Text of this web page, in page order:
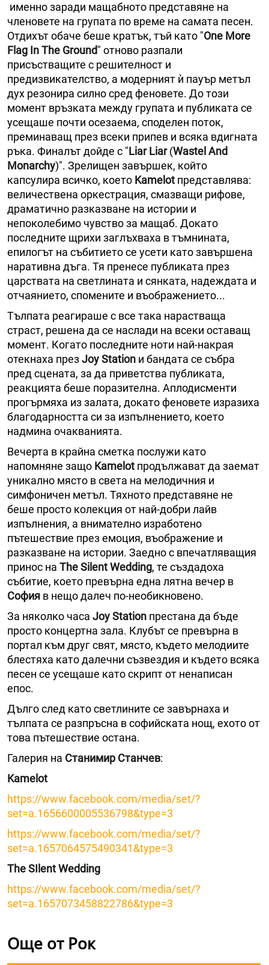
именно заради мащабното представяне на
членовете на групата по време на самата песен.
Отдихът обаче беше кратък, тъй като "One More
Flag In The Ground" отново разпали
присъстващите с решителност и
предизвикателство, а модерният ѝ пауър метъл
дух резонира силно сред феновете. До този
момент връзката между групата и публиката се
усещаше почти осезаема, споделен поток,
преминаващ през всеки припев и всяка вдигната
ръка. Финалът дойде с "Liar Liar(Wastel And
Monarchy)". Зрелищен завършек, който
капсулира всичко, което Kamelot представлява:
величествена оркестрация, смазващи рифове,
драматично разказване на истории и
непоколебимо чувство за мащаб. Докато
последните щрихи заглъхваха в тъмнината,
епилогът на събитието се усети като завършена
наративна дъга. Тя пренесе публиката през
царствата на светлината и сянката, надеждата и
отчаянието, спомените и въображението...
Тълпата реагираше с все така нарастваща
страст, решена да се наслади на всеки оставащ
момент. Когато последните ноти най-накрая
отекнаха презJoy Station и бандата се събра
пред сцената, за да приветства публиката,
реакцията беше поразителна. Аплодисменти
прогърмяха из залата, докато феновете изразиха
благодарността си за изпълнението, което
надмина очакванията.
Вечерта в крайна сметка послужи като
напомняне защо Kamelot продължават да заемат
уникално място в света на мелодичния и
симфоничен метъл. Тяхното представяне не
беше просто колекция от най-добри лайв
изпълнения, а внимателно изработено
пътешествие през емоция, въображение и
разказване на истории. Заедно с впечатляващия
принос на The Silent Wedding, те създадоха
събитие, което превърна една лятна вечер в
София в нещо далеч по-необикновено.
За няколко часа Joy Station престана да бъде
просто концертна зала. Клубът се превърна в
портал към друг свят, място, където мелодиите
блестяха като далечни съзвездия и където всяка
песен се усещаше като скрипт от ненаписан
епос.
Дълго след като светлините се завърнаха и
тълпата се разпръсна в софийската нощ, ехото от
това пътешествие остана.
Галерия на Станимир Станчев:
Kamelot
https://www.facebook.com/media/set/?
set=a.1656600005536798&type=3
https://www.facebook.com/media/set/?
set=a.1657064575490341&type=3
The SIlent Wedding
https://www.facebook.com/media/set/?
set=a.1657073458822786&type=3
Още от Рок